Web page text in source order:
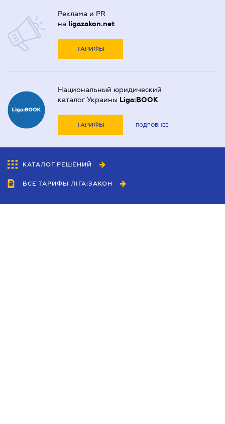
Реклама и PR
на ligazakon.net
ТАРИФЫ
Национальный юридический
каталог Украины Liga:BOOK
ТАРИФЫ ПОДРОБНЕЕ
КАТАЛОГ РЕШЕНИЙ
ВСЕ ТАРИФЫ ЛІГА:ЗАКОН